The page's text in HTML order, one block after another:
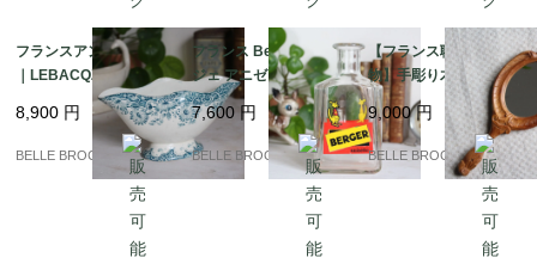
フランスアンティーク
｜LEBACQZ & BOUC
HART “LUCERNE” ソ
ースボート / サンタマ
ン / 19世紀末｜フラン
ス発送（到着まで2-3週
8,900 円
BELLE BROCANTE
フランス Berger ベル
ジェ アニゼット カラフ
ェ カンガルー ヴィンテ
ージ 1950s 希少｜フラ
ンス発送（到着まで2-3
週間）
7,600円
BELLE BROCANTE
【フランス職人の一点
物】手彫り木製ハンド
ミラー / エコール・ブ
ール出身作家 J.L. Bran
dily作｜フランス発送
（到着まで2-3週間）
9,000円
BELLE BROCANTE